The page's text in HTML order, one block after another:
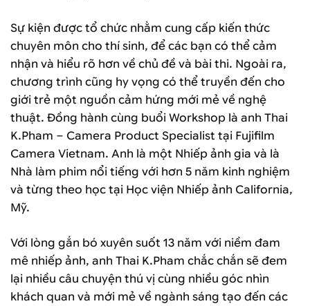
Sự kiện được tổ chức nhằm cung cấp kiến thức
chuyên môn cho thí sinh, để các bạn có thể cảm
nhận và hiểu rõ hơn về chủ đề và bài thi. Ngoài ra,
chương trình cũng hy vọng có thể truyền đến cho
giới trẻ một nguồn cảm hứng mới mẻ về nghệ
thuật. Đồng hành cùng buổi Workshop là anh Thai
K.Pham – Camera Product Specialist tại Fujifilm
Camera Vietnam. Anh là một Nhiếp ảnh gia và là
Nhà làm phim nổi tiếng với hơn 5 năm kinh nghiệm
và từng theo học tại Học viện Nhiếp ảnh California,
Mỹ.
Với lòng gắn bó xuyên suốt 13 năm với niềm đam
mê nhiếp ảnh, anh Thai K.Pham chắc chắn sẽ đem
lại nhiều câu chuyện thú vị cùng nhiều góc nhìn
khách quan và mới mẻ về ngành sáng tạo đến các